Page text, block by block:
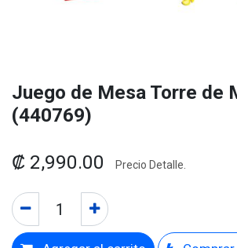
Juego de Mesa Torre de
(440769)
₡ 2,990.00 Precio Detalle.